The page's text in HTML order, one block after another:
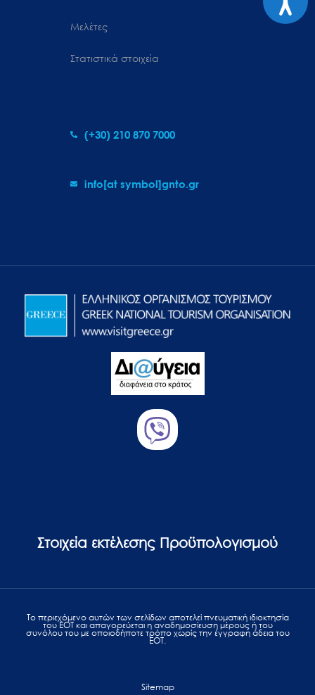
Μελέτες
Στατιστικά στοιχεία
(+30) 210 870 7000
info[at symbol]gnto.gr
Στοιχεία εκτέλεσης Προϋπολογισμού
Το περιεχόμενο αυτών των σελίδων αποτελεί πvευματική ιδιοκτησία
του ΕΟΤ και απαγορεύεται η αναδημοσίευση μέρους ή του
συνόλου του με οποιοδήποτε τρόπο χωρίς την έγγραφη άδεια του
ΕΟΤ.
Sitemap